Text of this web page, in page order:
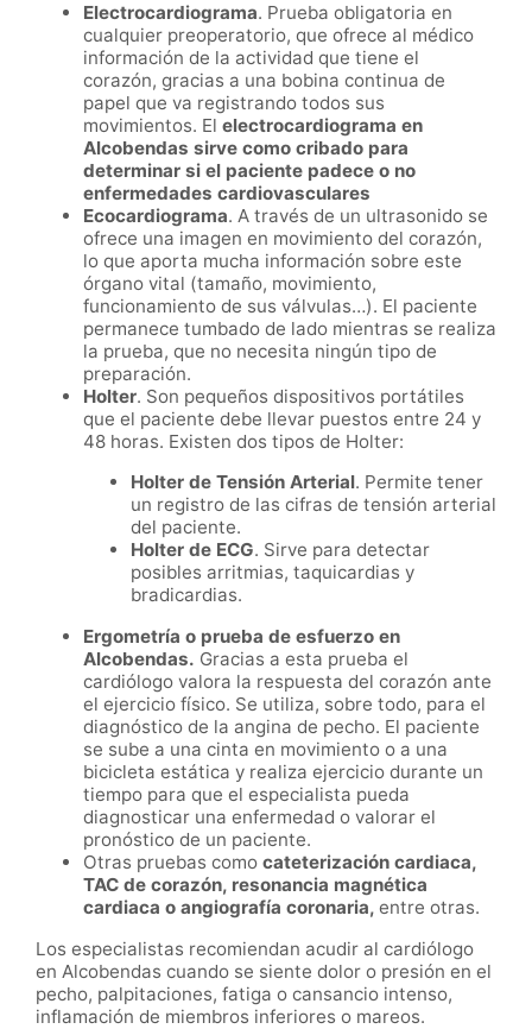
Electrocardiograma. Prueba obligatoria en
cualquier preoperatorio, que ofrece al médico
información de la actividad que tiene el
corazón, gracias a una bobina continua de
papel que va registrando todos sus
movimientos. El electrocardiograma en
Alcobendas sirve como cribado para
determinar si el paciente padece o no
enfermedades cardiovasculares
Ecocardiograma. A través de un ultrasonido se
ofrece una imagen en movimiento del corazón,
lo que aporta mucha información sobre este
órgano vital (tamaño, movimiento,
funcionamiento de sus válvulas…). El paciente
permanece tumbado de lado mientras se realiza
la prueba, que no necesita ningún tipo de
preparación.
Holter. Son pequeños dispositivos portátiles
que el paciente debe llevar puestos entre 24 y
48 horas. Existen dos tipos de Holter:
Holter de Tensión Arterial. Permite tener
un registro de las cifras de tensión arterial
del paciente.
Holter de ECG. Sirve para detectar
posibles arritmias, taquicardias y
bradicardias.
Ergometría o prueba de esfuerzo en
Alcobendas. Gracias a esta prueba el
cardiólogo valora la respuesta del corazón ante
el ejercicio físico. Se utiliza, sobre todo, para el
diagnóstico de la angina de pecho. El paciente
se sube a una cinta en movimiento o a una
bicicleta estática y realiza ejercicio durante un
tiempo para que el especialista pueda
diagnosticar una enfermedad o valorar el
pronóstico de un paciente.
Otras pruebas como cateterización cardiaca,
TAC de corazón, resonancia magnética
cardiaca o angiografía coronaria, entre otras.
Los especialistas recomiendan acudir al cardiólogo
en Alcobendas cuando se siente dolor o presión en el
pecho, palpitaciones, fatiga o cansancio intenso,
inflamación de miembros inferiores o mareos.